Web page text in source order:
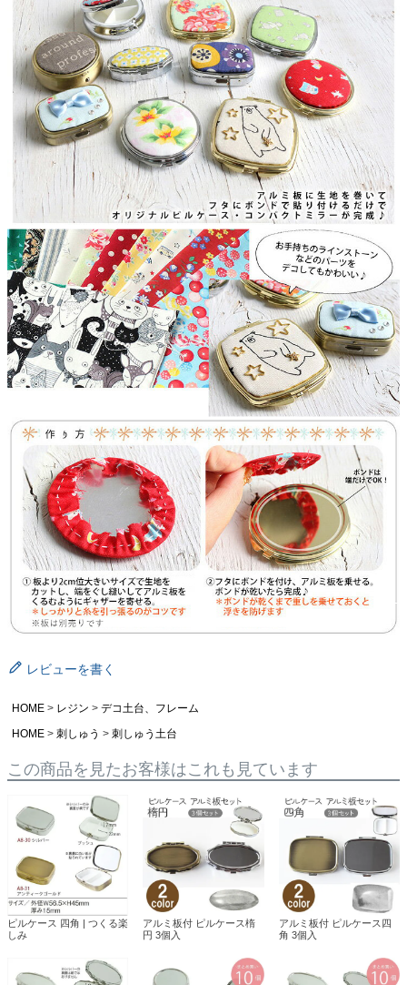
レビューを書く
HOME レジン
デコ土台、フレーム
HOME
刺しゅう 刺しゅう土台
この商品を見たお客様はこれも見ています
ピルケース 四角 | つくる楽
しみ
アルミ板付 ピルケース楕
円 3個入
アルミ板付 ピルケース四
角 3個入